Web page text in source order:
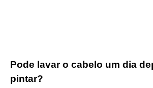
Pode lavar o cabelo um dia
pintar?